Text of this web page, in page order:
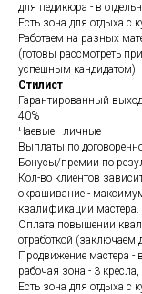
для педикюра - в
Есть зона для отдыха с
Работаем на разных
(готовы рассмотреть
успешным кандидатом)
Стилист
Гарантированный
40%
Чаевые - личные
Выплаты по
Бонусы/премии по
Кол-во клиентов
окрашивание -
квалификации мастера.
Оплата повышении
отработкой (заключаем
Продвижение мастера -
рабочая зона - 3
Есть зона для отдыха с